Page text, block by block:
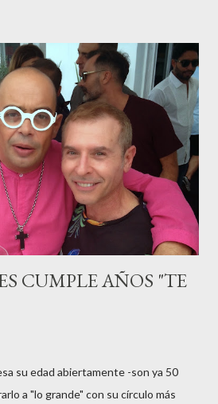
niño. Marta ha sido toda una
3 meses de embarazo tuvo que
síndrome llamado
los meses fatídicos de
con el embarazo, ahora es una
que ha sido padre este año ha
, el top que desfiló en las mejores
CUMPLE AÑOS "TE
su edad abiertamente -son ya 50
a "lo grande" con su círculo más